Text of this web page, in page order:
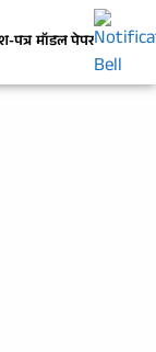
पत्रमॉडल पेपर निबंध